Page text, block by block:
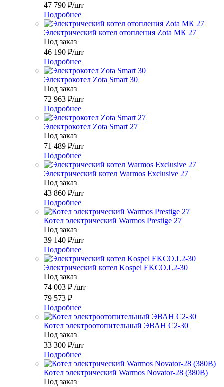
47 790 ₽/шт
Подробнее
Электрический котел отопления Zota МК 27
Под заказ
46 190 ₽/шт
Подробнее
Электрокотел Zota Smart 30
Под заказ
72 963 ₽/шт
Подробнее
Электрокотел Zota Smart 27
Под заказ
71 489 ₽/шт
Подробнее
Электрический котел Warmos Exclusive 27
Под заказ
43 860 ₽/шт
Подробнее
Котел электрический Warmos Prestige 27
Под заказ
39 140 ₽/шт
Подробнее
Электрический котел Kospel EKCO.L2-30
Под заказ
74 003 ₽ /шт
79 573 ₽
Подробнее
Котел электроотопительный ЭВАН С2-30
Под заказ
33 300 ₽/шт
Подробнее
Котел электрический Warmos Novator-28 (380В)
Под заказ